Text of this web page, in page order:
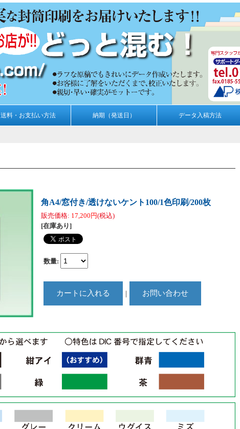
送料・お支払い方法 納期（発送日） データ入稿方法
角A4/窓付き/透けないケント100/1色印刷/200枚
販売価格: 17,200円(税込)
[在庫あり]
数量:
｜